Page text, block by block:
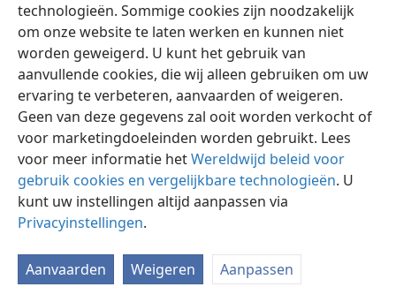
technologieën. Sommige cookies zijn noodzakelijk
om onze website te laten werken en kunnen niet
worden geweigerd. U kunt het gebruik van
aanvullende cookies, die wij alleen gebruiken om uw
ervaring te verbeteren, aanvaarden of weigeren.
Geen van deze gegevens zal ooit worden verkocht of
voor marketingdoeleinden worden gebruikt. Lees
voor meer informatie hetWereldwijd beleid voor
gebruik cookies en vergelijkbare technologieën. U
kunt uw instellingen altijd aanpassen via
Privacyinstellingen.
Aanvaarden Weigeren Aanpassen
Nederlands Instellingen
Copyright © 2026 Watch Tower Bible and Tract Society of Pennsylvania
Gebruiksvoorwaarden Privacybeleid
JW.ORG
Inloggen